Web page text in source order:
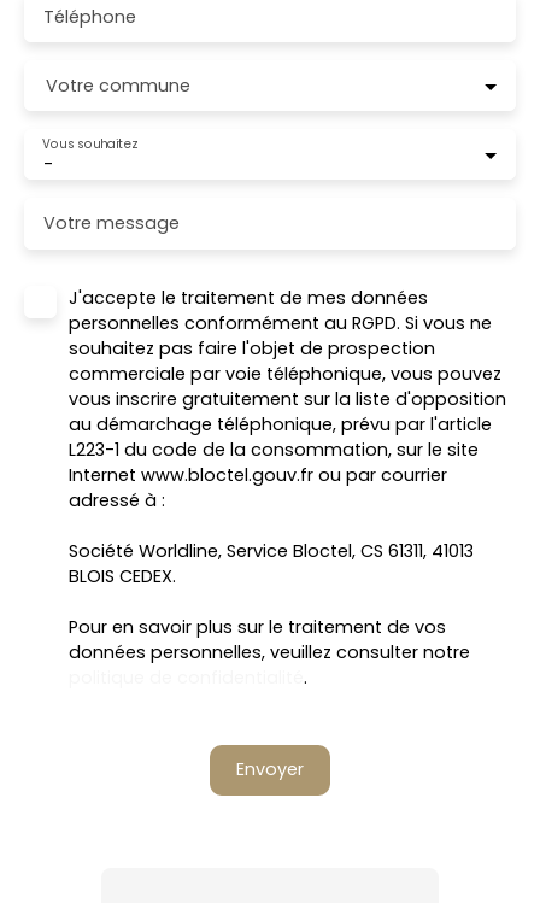
Téléphone
Votre commune
-
Vous souhaitez
Votre message
J'accepte le traitement de mes données
personnelles conformément au RGPD. Si vous ne
souhaitez pas faire l'objet de prospection
commerciale par voie téléphonique, vous pouvez
vous inscrire gratuitement sur la liste d'opposition
au démarchage téléphonique, prévu par l'article
L223-1 du code de la consommation, sur le site
Internet www.bloctel.gouv.fr ou par courrier
adressé à :
Société Worldline, Service Bloctel, CS 61311, 41013
BLOIS CEDEX.
Pour en savoir plus sur le traitement de vos
données personnelles, veuillez consulter notre
.
Envoyer